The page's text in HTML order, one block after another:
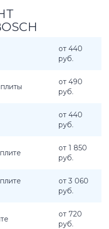
от 440
руб.
от 490
руб.
от 440
руб.
от 1 850
руб.
от 3 060
руб.
от 720
руб.